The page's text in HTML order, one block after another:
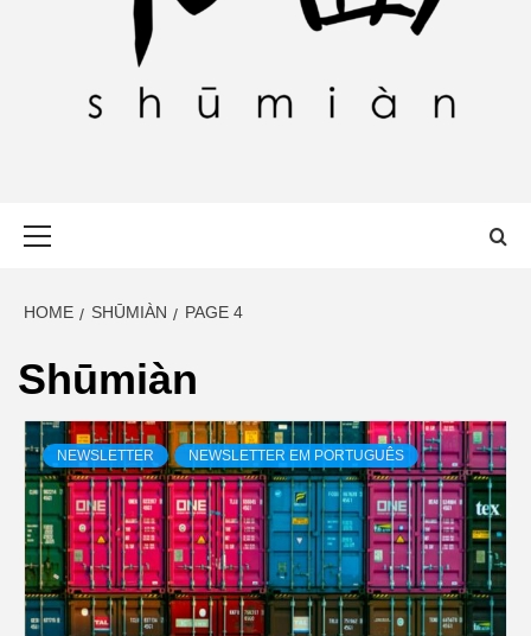
HOME SHŪMIÀN PAGE 4
Shūmiàn
NEWSLETTER NEWSLETTER EM PORTUGUÊS